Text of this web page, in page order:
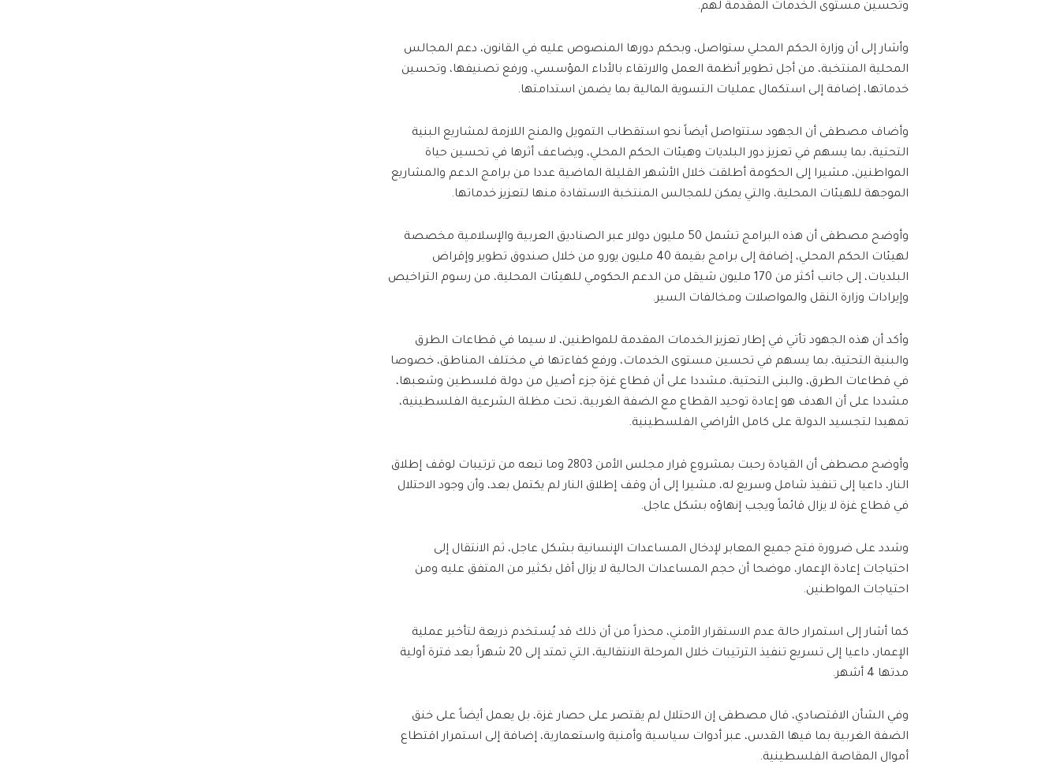
وتحسين مستوى الخدمات المقدمة لهم.
وأشار إلى أن وزارة الحكم المحلي ستواصل، وبحكم دورها المنصوص عليه في القانون، دعم المجالس
المحلية المنتخبة، من أجل تطوير أنظمة العمل والارتقاء بالأداء المؤسسي، ورفع تصنيفها، وتحسين
خدماتها، إضافة إلى استكمال عمليات التسوية المالية بما يضمن استدامتها.
وأضاف مصطفى أن الجهود ستتواصل أيضاً نحو استقطاب التمويل والمنح اللازمة لمشاريع البنية
التحتية، بما يسهم في تعزيز دور البلديات وهيئات الحكم المحلي، ويضاعف أثرها في تحسين حياة
المواطنين، مشيرا إلى الحكومة أطلقت خلال الأشهر القليلة الماضية عددا من برامج الدعم والمشاريع
الموجهة للهيئات المحلية، والتي يمكن للمجالس المنتخبة الاستفادة منها لتعزيز خدماتها.
وأوضح مصطفى أن هذه البرامج تشمل 50 مليون دولار عبر الصناديق العربية والإسلامية مخصصة
لهيئات الحكم المحلي، إضافة إلى برامج بقيمة 40 مليون يورو من خلال صندوق تطوير وإقراض
البلديات، إلى جانب أكثر من 170 مليون شيقل من الدعم الحكومي للهيئات المحلية، من رسوم التراخيص
وإيرادات وزارة النقل والمواصلات ومخالفات السير.
وأكد أن هذه الجهود تأتي في إطار تعزيز الخدمات المقدمة للمواطنين، لا سيما في قطاعات الطرق
والبنية التحتية، بما يسهم في تحسين مستوى الخدمات، ورفع كفاءتها في مختلف المناطق، خصوصا
في قطاعات الطرق، والبنى التحتية، مشددا على أن قطاع غزة جزء أصيل من دولة فلسطين وشعبها،
مشددا على أن الهدف هو إعادة توحيد القطاع مع الضفة الغربية، تحت مظلة الشرعية الفلسطينية،
تمهيدا لتجسيد الدولة على كامل الأراضي الفلسطينية.
وأوضح مصطفى أن القيادة رحبت بمشروع قرار مجلس الأمن 2803 وما تبعه من ترتيبات لوقف إطلاق
النار، داعيا إلى تنفيذ شامل وسريع له، مشيرا إلى أن وقف إطلاق النار لم يكتمل بعد، وأن وجود الاحتلال
في قطاع غزة لا يزال قائماً ويجب إنهاؤه بشكل عاجل.
وشدد على ضرورة فتح جميع المعابر لإدخال المساعدات الإنسانية بشكل عاجل، ثم الانتقال إلى
احتياجات إعادة الإعمار، موضحا أن حجم المساعدات الحالية لا يزال أقل بكثير من المتفق عليه ومن
احتياجات المواطنين.
كما أشار إلى استمرار حالة عدم الاستقرار الأمني، محذراً من أن ذلك قد يُستخدم ذريعة لتأخير عملية
الإعمار، داعيا إلى تسريع تنفيذ الترتيبات خلال المرحلة الانتقالية، التي تمتد إلى 20 شهراً بعد فترة أولية
مدتها 4 أشهر.
وفي الشأن الاقتصادي، قال مصطفى إن الاحتلال لم يقتصر على حصار غزة، بل يعمل أيضاً على خنق
الضفة الغربية بما فيها القدس، عبر أدوات سياسية وأمنية واستعمارية، إضافة إلى استمرار اقتطاع
أموال المقاصة الفلسطينية.